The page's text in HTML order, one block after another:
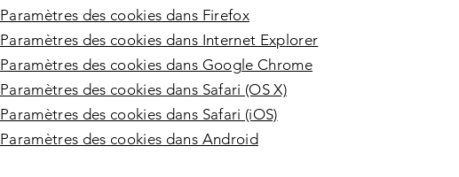
Paramètres des cookies dans Firefox
Paramètres des cookies dans Internet Explorer
Paramètres des cookies dans Google Chrome
Paramètres des cookies dans Safari (OS X)
Paramètres des cookies dans Safari (iOS)
Paramètres des cookies dans Android